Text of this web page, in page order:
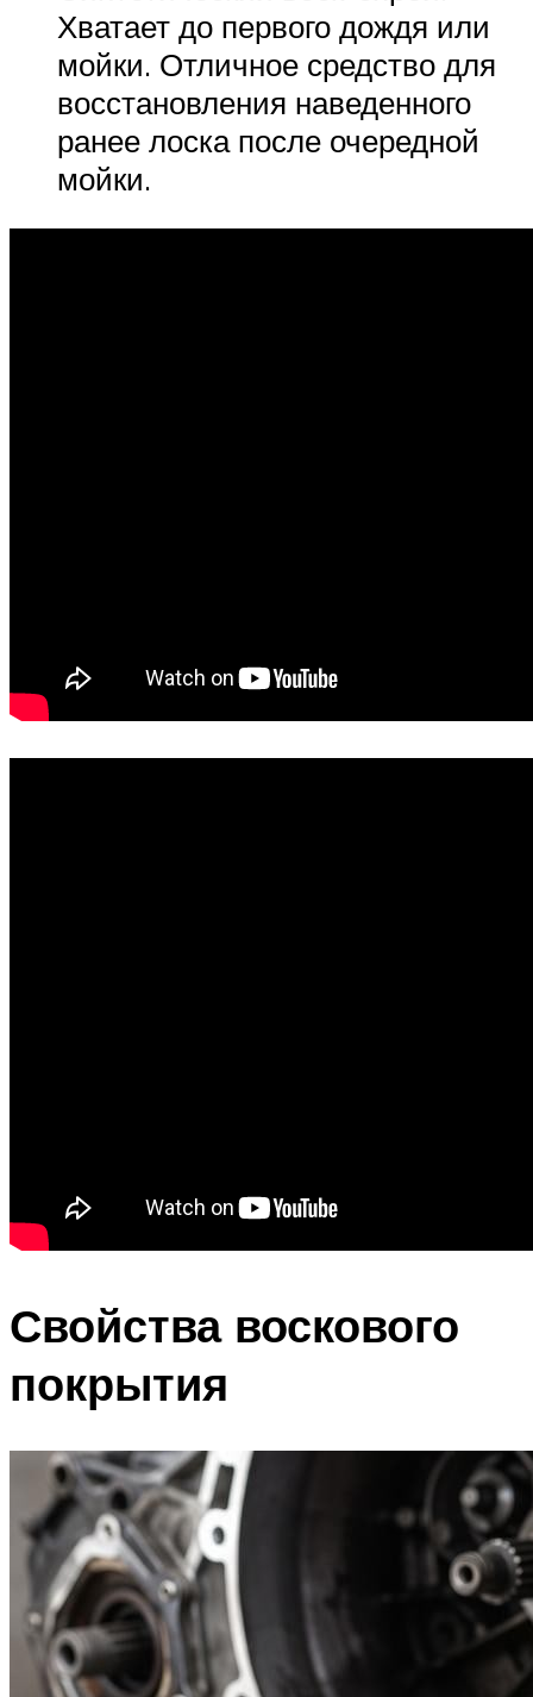
Хватает до первого дождя или
мойки. Отличное средство для
восстановления наведенного
ранее лоска после очередной
мойки.
Свойства воскового
покрытия